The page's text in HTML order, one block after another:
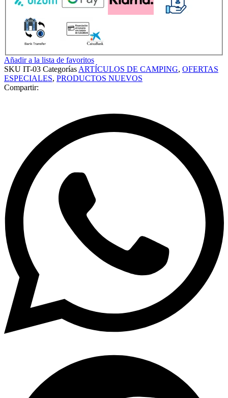
Añadir a la lista de favoritos
SKU IT-03 Categorías ARTÍCULOS DE CAMPING, OFERTAS
ESPECIALES, PRODUCTOS NUEVOS
Compartir: